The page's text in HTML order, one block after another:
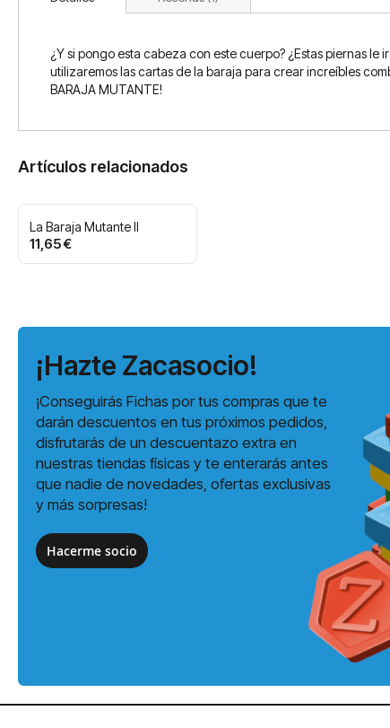
¿Y si pongo esta cabeza con este cuerpo? ¿Estas piernas
utilizaremos las cartas de la baraja para crear increíbles
BARAJA MUTANTE!
Artículos relacionados
La Baraja Mutante II
11,65 €
¡Hazte Zacasocio!
¡Conseguirás Fichas por tus compras que te
darán descuentos en tus próximos pedidos,
disfrutarás de un descuentazo extra en
nuestras tiendas físicas y te enterarás antes
que nadie de novedades, ofertas exclusivas
y más sorpresas!
Hacerme socio